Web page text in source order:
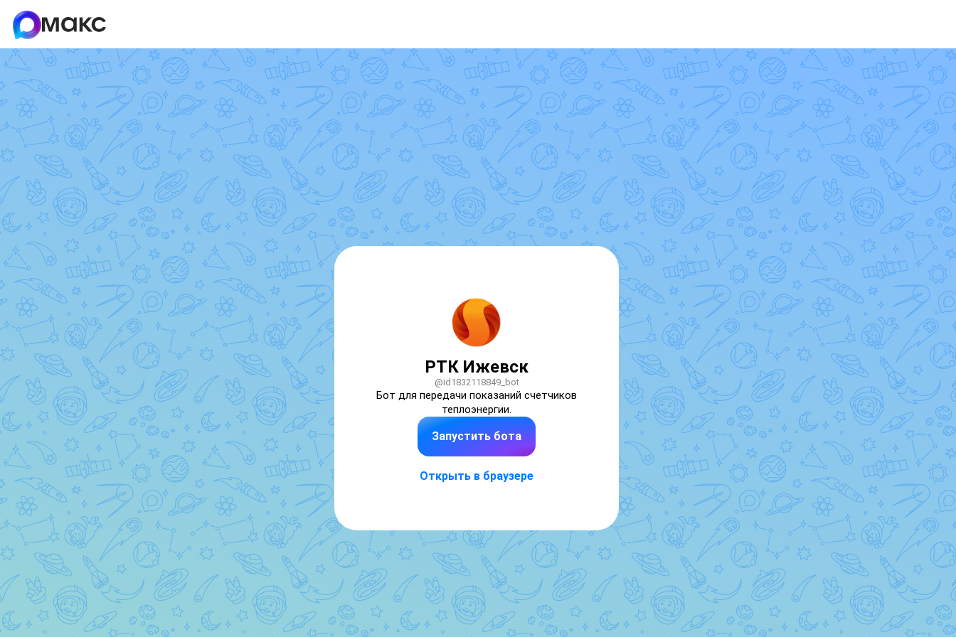
РТК Ижевск
@id1832118849_bot
Бот для передачи показаний счетчиков
теплоэнергии.
Запустить бота
Открыть в браузере